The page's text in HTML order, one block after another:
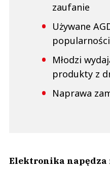
zaufanie
Używane
popularności
Młodzi
produkty z
Naprawa
Elektronika napędza